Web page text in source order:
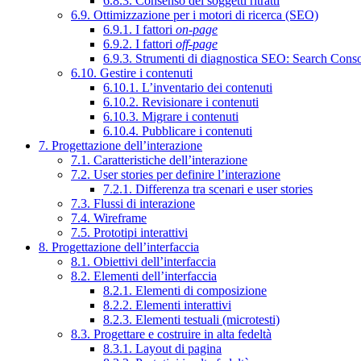
6.9. Ottimizzazione per i motori di ricerca (SEO)
6.9.1. I fattori on-page
6.9.2. I fattori off-page
6.9.3. Strumenti di diagnostica SEO: Search
6.10. Gestire i contenuti
6.10.1. L’inventario dei contenuti
6.10.2. Revisionare i contenuti
6.10.3. Migrare i contenuti
6.10.4. Pubblicare i contenuti
7. Progettazione dell’interazione
7.1. Caratteristiche dell’interazione
7.2. User stories per definire l’interazione
7.2.1. Differenza tra scenari e user stories
7.3. Flussi di interazione
7.4. Wireframe
7.5. Prototipi interattivi
8. Progettazione dell’interfaccia
8.1. Obiettivi dell’interfaccia
8.2. Elementi dell’interfaccia
8.2.1. Elementi di composizione
8.2.2. Elementi interattivi
8.2.3. Elementi testuali (microtesti)
8.3. Progettare e costruire in alta fedeltà
8.3.1. Layout di pagina